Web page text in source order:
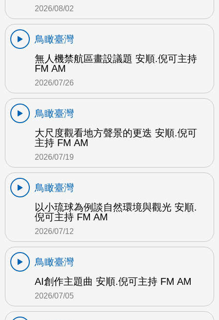
2026/08/02
鳥瞰臺灣
無人機禁航區畫設議題 安順.倪可主持
FM AM
2026/07/26
鳥瞰臺灣
大尺度觀看地方聲景的更迭 安順.倪可
主持 FM AM
2026/07/19
鳥瞰臺灣
以小琉球為例談自然環境與觀光 安順.
倪可主持 FM AM
2026/07/12
鳥瞰臺灣
AI創作主題曲 安順.倪可主持 FM AM
2026/07/05